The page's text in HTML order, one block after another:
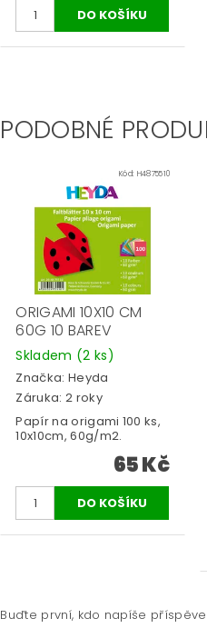
PODOBNÉ
Kód: H4875510
ORIGAMI 10X10 CM
60G 10 BAREV
Skladem (2 ks)
Značka: Heyda
Záruka: 2 roky
Papír na origami 100 ks,
10x10cm, 60g/m2.
65 Kč
Buďte první, kdo napíše